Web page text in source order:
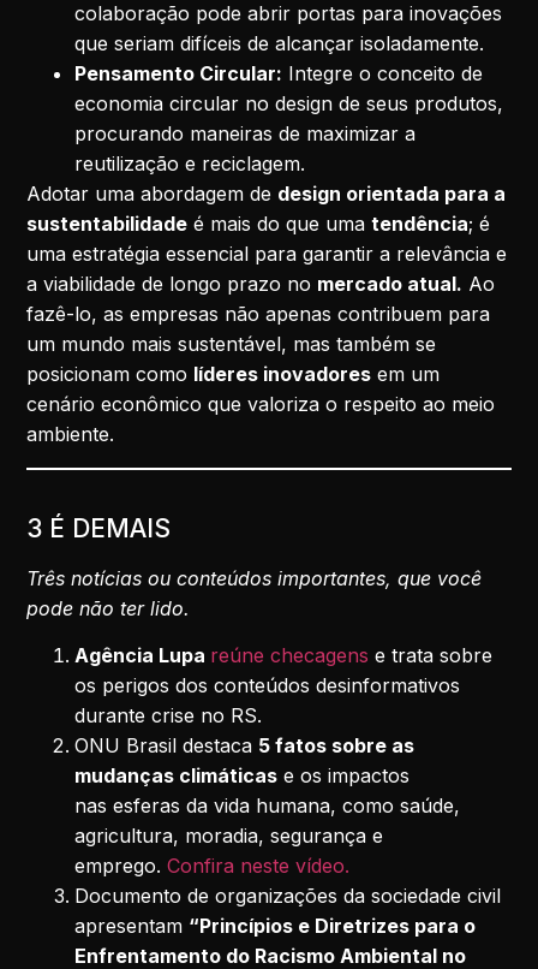
colaboração pode abrir portas para inovações
que seriam difíceis de alcançar isoladamente.
Pensamento Circular: Integre o conceito de
economia circular no design de seus produtos,
procurando maneiras de maximizar a
reutilização e reciclagem.
Adotar uma abordagem de design orientada para a
sustentabilidade é mais do que umatendência; é
uma estratégia essencial para garantir a relevância e
a viabilidade de longo prazo no mercado atual. Ao
fazê-lo, as empresas não apenas contribuem para
um mundo mais sustentável, mas também se
posicionam como líderes inovadores em um
cenário econômico que valoriza o respeito ao meio
ambiente.
3 É DEMAIS
Três notícias ou conteúdos importantes, que você
pode não ter lido.
Agência Lupa reúne checagens e trata sobre
os perigos dos conteúdos desinformativos
durante crise no RS.
ONU Brasil destaca 5 fatos sobre as
mudanças climáticas e os impactos
nas esferas da vida humana, como saúde,
agricultura, moradia, segurança e
emprego.Confira neste vídeo.
Documento de organizações da sociedade civil
apresentam “Princípios e Diretrizes para o
Enfrentamento do Racismo Ambiental no